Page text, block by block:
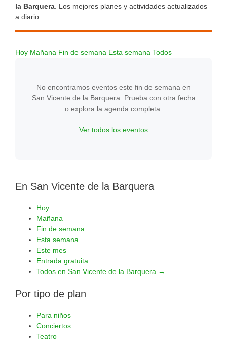
la Barquera . Los mejores planes y actividades actualizados
a diario.
Hoy Mañana Fin de semana Esta semana Todos
No encontramos eventos este fin de semana en
San Vicente de la Barquera. Prueba con otra fecha
o explora la agenda completa.
Ver todos los eventos
En San Vicente de la Barquera
Hoy
Mañana
Fin de semana
Esta semana
Este mes
Entrada gratuita
Todos en San Vicente de la Barquera →
Por tipo de plan
Para niños
Conciertos
Teatro